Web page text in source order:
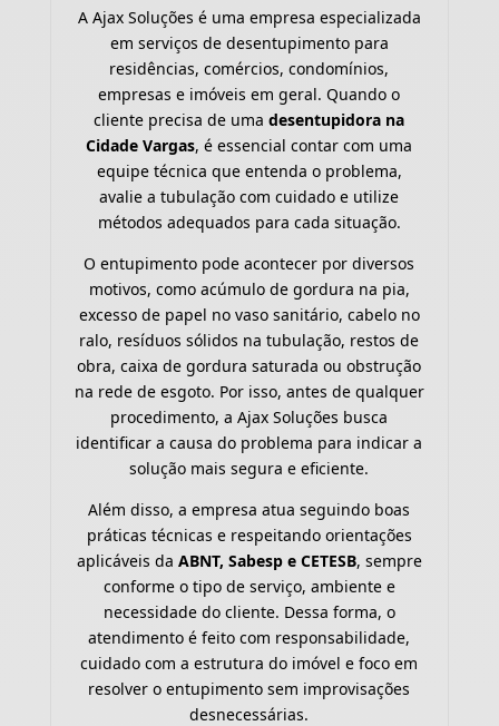
A Ajax Soluções é uma empresa especializada
em serviços de desentupimento para
residências, comércios, condomínios,
empresas e imóveis em geral. Quando o
cliente precisa de umadesentupidora na
Cidade Vargas, é essencial contar com uma
equipe técnica que entenda o problema,
avalie a tubulação com cuidado e utilize
métodos adequados para cada situação.
O entupimento pode acontecer por diversos
motivos, como acúmulo de gordura na pia,
excesso de papel no vaso sanitário, cabelo no
ralo, resíduos sólidos na tubulação, restos de
obra, caixa de gordura saturada ou obstrução
na rede de esgoto. Por isso, antes de qualquer
procedimento, a Ajax Soluções busca
identificar a causa do problema para indicar a
solução mais segura e eficiente.
Além disso, a empresa atua seguindo boas
práticas técnicas e respeitando orientações
aplicáveis da ABNT, Sabesp e CETESB, sempre
conforme o tipo de serviço, ambiente e
necessidade do cliente. Dessa forma, o
atendimento é feito com responsabilidade,
cuidado com a estrutura do imóvel e foco em
resolver o entupimento sem improvisações
desnecessárias.